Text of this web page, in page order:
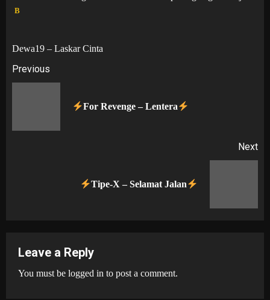
B
Dewa19 – Laskar Cinta
Post
navigation
Previous
For Revenge – Lentera
Next
Tipe-X – Selamat Jalan
Leave a Reply
You must be logged in to post a comment.